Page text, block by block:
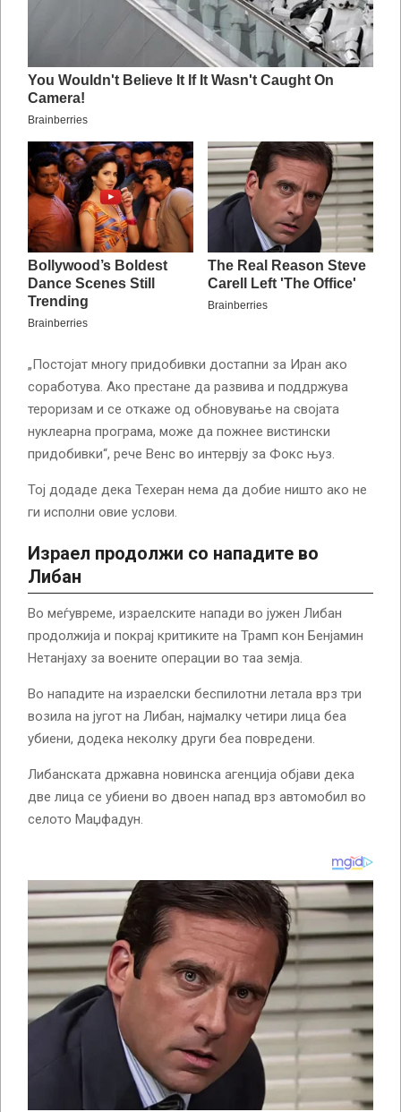
„Постојат многу придобивки достапни за Иран ако
соработува. Ако престане да развива и поддржува
тероризам и се откаже од обновување на својата
нуклеарна програма, може да пожнее вистински
придобивки“, рече Венс во интервју за Фокс њуз.
Тој додаде дека Техеран нема да добие ништо ако не
ги исполни овие услови.
Израел продолжи со нападите во
Либан
Во меѓувреме, израелските напади во јужен Либан
продолжија и покрај критиките на Трамп кон Бенјамин
Нетанјаху за воените операции во таа земја.
Во нападите на израелски беспилотни летала врз три
возила на југот на Либан, најмалку четири лица беа
убиени, додека неколку други беа повредени.
Либанската државна новинска агенција објави дека
две лица се убиени во двоен напад врз автомобил во
селото Маџфадун.